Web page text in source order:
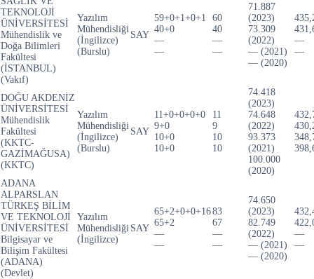
TEKNOLOJİ
ÜNİVERSİTESİ
Mühendislik ve
Doğa Bilimleri
Fakültesi
(İSTANBUL)
(Vakıf)
Yazılım
Mühendisliği
(İngilizce)
(Burslu)
SAY
59+0+1+0+1
40+0
—
—
60
40
—
—
71.887
(2023)
73.309
(2022)
— (2021)
— (2020)
—
—
DOĞU AKDENİZ
ÜNİVERSİTESİ
Mühendislik
Fakültesi
(KKTC-
GAZİMAĞUSA)
(KKTC)
Yazılım
Mühendisliği
(İngilizce)
(Burslu)
SAY
11+0+0+0+0
9+0
10+0
10+0
11
9
10
10
74.418
(2023)
74.648
(2022)
93.373
(2021)
100.000
(2020)
ADANA
ALPARSLAN
TÜRKEŞ BİLİM
VE TEKNOLOJİ
ÜNİVERSİTESİ
Bilgisayar ve
Bilişim Fakültesi
(ADANA)
(Devlet)
Yazılım
Mühendisliği
(İngilizce)
SAY
65+2+0+0+16
65+2
—
—
83
67
—
—
74.650
(2023)
82.749
(2022)
— (2021)
— (2020)
—
—